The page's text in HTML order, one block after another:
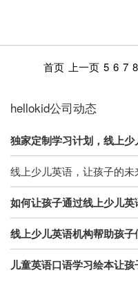
首页 上一页 5 6 7 8
hellokid公司动态
独家定制学习计划，线上
线上少儿英语，让孩子的未
如何让孩子通过线上少儿
线上少儿英语机构帮助孩子
儿童英语口语学习绘本让